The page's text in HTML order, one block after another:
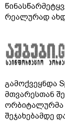
რეალურად
გამოქვეყნდა
მთვარესთან
ორბიტალურმა
შეჯახებამდე